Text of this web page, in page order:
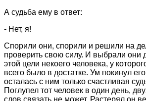
А судьба ему в ответ:
- Нет, я!
Спорили они, спорили и решили на
проверить свою силу. И выбрали они
этой цели некоего человека, у
всего было в достатке. Ум покинул
осталась с ним только счастливая
Поглупел тот человек в один день,
слов связать не может. Растерял он